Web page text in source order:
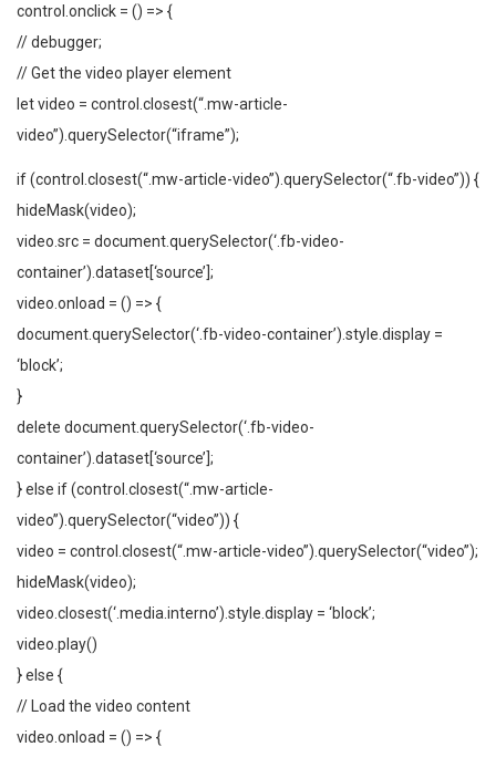
control.onclick = () => {
// debugger;
// Get the video player element
let video = control.closest(“.mw-article-
video”).querySelector(“iframe”);
if (control.closest(“.mw-article-video”).querySelector(“.fb-video”)) {
hideMask(video);
video.src = document.querySelector(‘.fb-video-
container’).dataset[‘source’];
video.onload = () => {
document.querySelector(‘.fb-video-container’).style.display =
‘block’;
}
delete document.querySelector(‘.fb-video-
container’).dataset[‘source’];
} else if (control.closest(“.mw-article-
video”).querySelector(“video”)) {
video = control.closest(“.mw-article-video”).querySelector(“video”);
hideMask(video);
video.closest(‘.media.interno’).style.display = ‘block’;
video.play()
} else {
// Load the video content
video.onload = () => {